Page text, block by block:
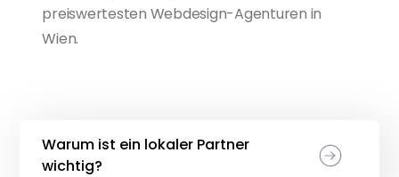
preiswertesten Webdesign-Agenturen in
Wien.
Warum ist ein lokaler Partner
wichtig?